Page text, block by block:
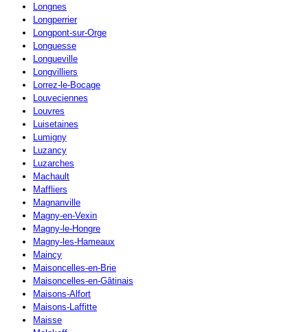
Longnes
Longperrier
Longpont-sur-Orge
Longuesse
Longueville
Longvilliers
Lorrez-le-Bocage
Louveciennes
Louvres
Luisetaines
Lumigny
Luzancy
Luzarches
Machault
Maffliers
Magnanville
Magny-en-Vexin
Magny-le-Hongre
Magny-les-Hameaux
Maincy
Maisoncelles-en-Brie
Maisoncelles-en-Gâtinais
Maisons-Alfort
Maisons-Laffitte
Maisse